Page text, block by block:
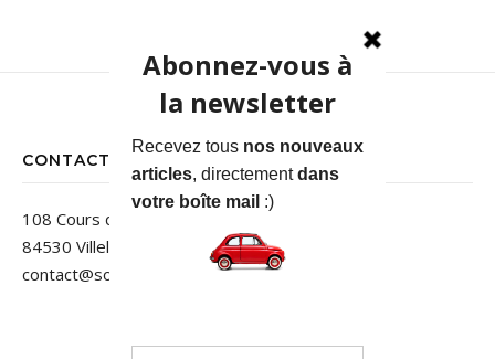
CONTACT
108 Cours des Jardins
84530 Villelaure
contact@sortiedegrange.com